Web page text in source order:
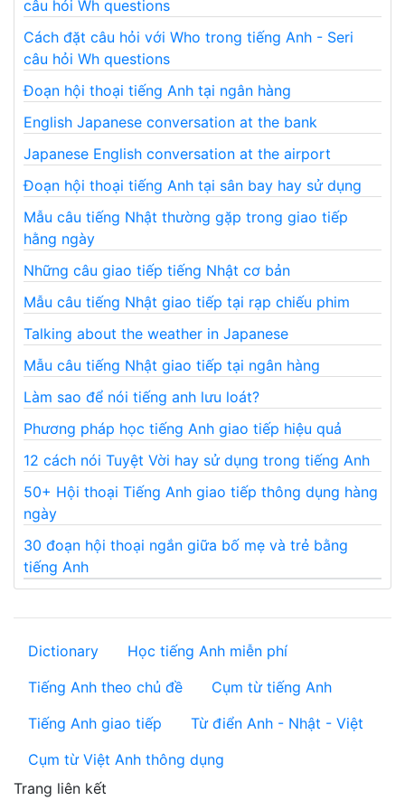
câu hỏi Wh questions
Cách đặt câu hỏi với Who trong tiếng Anh - Seri
câu hỏi Wh questions
Đoạn hội thoại tiếng Anh tại ngân hàng
English Japanese conversation at the bank
Japanese English conversation at the airport
Đoạn hội thoại tiếng Anh tại sân bay hay sử dụng
Mẫu câu tiếng Nhật thường gặp trong giao tiếp
hằng ngày
Những câu giao tiếp tiếng Nhật cơ bản
Mẫu câu tiếng Nhật giao tiếp tại rạp chiếu phim
Talking about the weather in Japanese
Mẫu câu tiếng Nhật giao tiếp tại ngân hàng
Làm sao để nói tiếng anh lưu loát?
Phương pháp học tiếng Anh giao tiếp hiệu quả
12 cách nói Tuyệt Vời hay sử dụng trong tiếng Anh
50+ Hội thoại Tiếng Anh giao tiếp thông dụng hàng
ngày
30 đoạn hội thoại ngắn giữa bố mẹ và trẻ bằng
tiếng Anh
Dictionary
Học tiếng Anh miễn phí
Tiếng Anh theo chủ đề
Cụm từ tiếng Anh
Tiếng Anh giao tiếp
Từ điển Anh - Nhật - Việt
Cụm từ Việt Anh thông dụng
Trang liên kết